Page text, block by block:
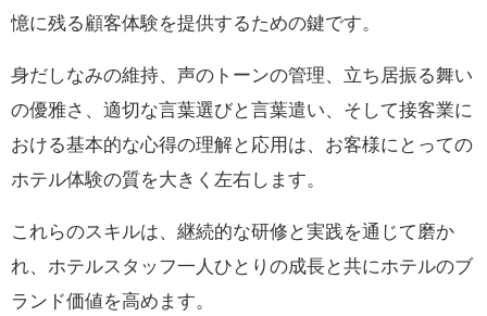
憶に残る顧客体験を提供するための鍵です。
身だしなみの維持、声のトーンの管理、立ち居振る舞い
の優雅さ、適切な言葉選びと言葉遣い、そして接客業に
おける基本的な心得の理解と応用は、お客様にとっての
ホテル体験の質を大きく左右します。
これらのスキルは、継続的な研修と実践を通じて磨か
れ、ホテルスタッフ一人ひとりの成長と共にホテルのブ
ランド価値を高めます。